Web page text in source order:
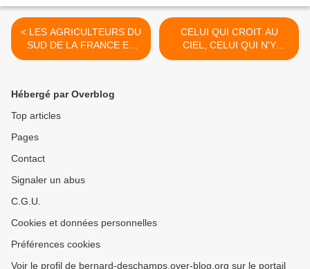
< LES AGRICULTEURS DU
SUD DE LA FRANCE ET
L'ALGERIE.
CELUI QUI CROIT AU
CIEL, CELUI QUI N'Y
CROYAIT PAS. >
Hébergé par Overblog
Top articles
Pages
Contact
Signaler un abus
C.G.U.
Cookies et données personnelles
Préférences cookies
Voir le profil de bernard-deschamps.over-blog.org sur le portail